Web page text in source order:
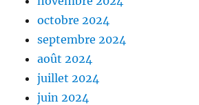
octobre 2024
septembre 2024
août 2024
juillet 2024
juin 2024